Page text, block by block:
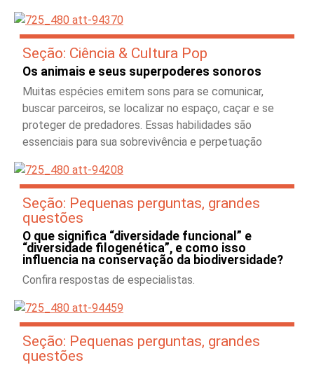
Seção: Ciência & Cultura Pop
Os animais e seus superpoderes sonoros
Muitas espécies emitem sons para se comunicar,
buscar parceiros, se localizar no espaço, caçar e se
proteger de predadores. Essas habilidades são
essenciais para sua sobrevivência e perpetuação
Seção: Pequenas perguntas, grandes
questões
O que significa “diversidade funcional” e
“diversidade filogenética”, e como isso
influencia na conservação da biodiversidade?
Confira respostas de especialistas.
Seção: Pequenas perguntas, grandes
questões